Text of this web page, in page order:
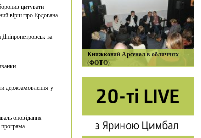
цитувати
вірш про Ердогана
та
держзамовлення у
оповідання
Книжковий Арсенал в обличчях
(ФОТО)